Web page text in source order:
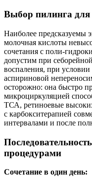
Выбор пилинга для
Наиболее предсказуемы
молочная кислоты
сочетания с
допустим при
воспаления, при
аспириновой
осторожно: она быстро
микроциркуляцией
ТСА, ретиноевые
с карбокситерапией
интервалами и после
процедурами
Сочетание в один день: